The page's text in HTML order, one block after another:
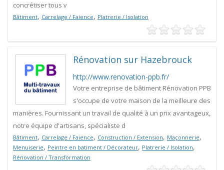
concrétiser tous v
Bâtiment, Carrelage / Faience, Platrerie / Isolation
Rénovation sur Hazebrouck
http://www.renovation-ppb.fr/
Votre entreprise de bâtiment Rénovation PPB
s'occupe de votre maison de la meilleure des
manières. Fournissant un travail de qualité à un prix avantageux,
notre équipe d'artisans, spécialiste d
Bâtiment, Carrelage / Faience, Construction / Extension, Maçonnerie,
Menuiserie, Peintre en batiment / Décorateur, Platrerie / Isolation,
Rénovation / Transformation